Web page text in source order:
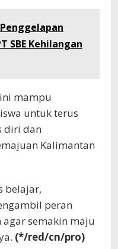
SBE Kehilangan
mampu
untuk terus
diri dan
Kalimantan
belajar,
peran
semakin maju
(*/red/cn/pro)